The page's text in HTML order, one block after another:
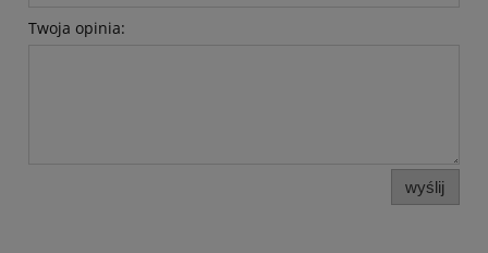
Twoja opinia:
wyślij